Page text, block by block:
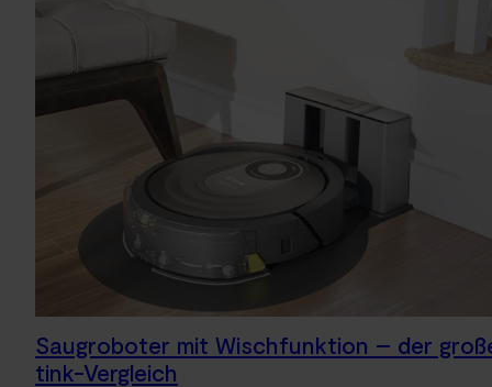
Saugroboter mit Wischfunktion – der
tink-Vergleich